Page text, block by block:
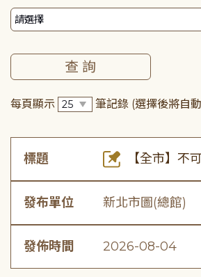
每頁顯示 筆記錄 (選擇後將自
標題 【全市】不
發布單位 新北市圖(總館)
發佈時間 2026-08-04